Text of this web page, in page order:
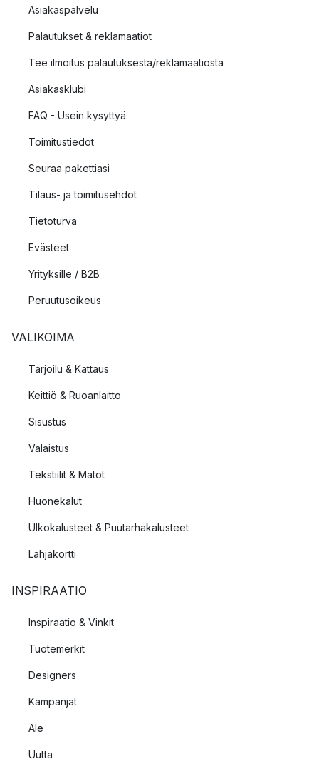
Asiakaspalvelu
Palautukset & reklamaatiot
Tee ilmoitus palautuksesta/reklamaatiosta
Asiakasklubi
FAQ - Usein kysyttyä
Toimitustiedot
Seuraa pakettiasi
Tilaus- ja toimitusehdot
Tietoturva
Evästeet
Yrityksille / B2B
Peruutusoikeus
VALIKOIMA
Tarjoilu & Kattaus
Keittiö & Ruoanlaitto
Sisustus
Valaistus
Tekstiilit & Matot
Huonekalut
Ulkokalusteet & Puutarhakalusteet
Lahjakortti
INSPIRAATIO
Inspiraatio & Vinkit
Tuotemerkit
Designers
Kampanjat
Ale
Uutta